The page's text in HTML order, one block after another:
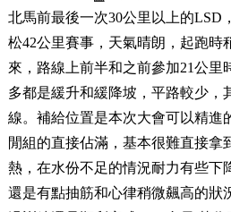
北馬前最後一次30公里以上的LSD
松42公里賽事，天氣晴朗，起跑
來，路線上前半和之前參加21公
多都是緩升和緩降坡，平路較少，
線。補給位置是本次大會可以精進
閒組的直接佔滿，基本很難直接
熱，在水份不足的情況耐力有些下
還是有點抽筋和心律稍微飆高的狀